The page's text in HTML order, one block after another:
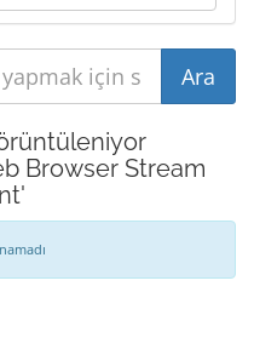
Browser Stream